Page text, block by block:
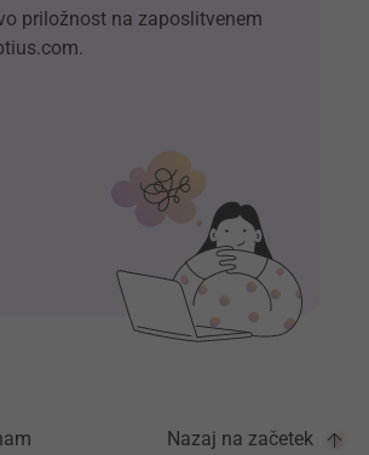
priložnost na zaposlitvenem
Nazaj na začetek